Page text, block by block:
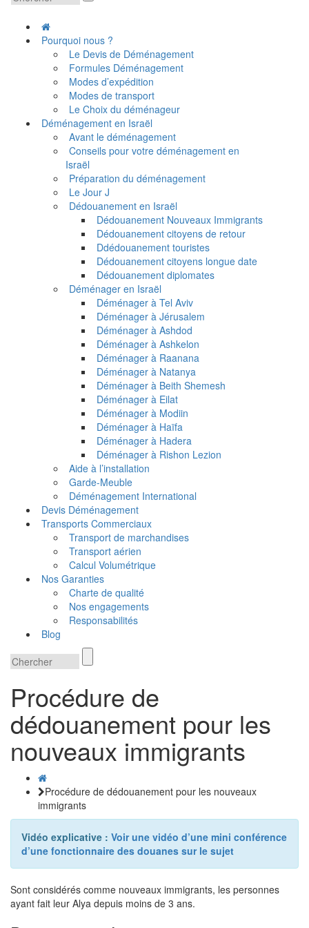
Pourquoi nous ?
Le Devis de Déménagement
Formules Déménagement
Modes d’expédition
Modes de transport
Le Choix du déménageur
Déménagement en Israël
Avant le déménagement
Conseils pour votre déménagement en
Israël
Préparation du déménagement
Le Jour J
Dédouanement en Israël
Dédouanement Nouveaux Immigrants
Dédouanement citoyens de retour
Ddédouanement touristes
Dédouanement citoyens longue date
Dédouanement diplomates
Déménager en Israël
Déménager à Tel Aviv
Déménager à Jérusalem
Déménager à Ashdod
Déménager à Ashkelon
Déménager à Raanana
Déménager à Natanya
Déménager à Beith Shemesh
Déménager à Eilat
Déménager à Modiin
Déménager à Haïfa
Déménager à Hadera
Déménager à Rishon Lezion
Aide à l’installation
Garde-Meuble
Déménagement International
Devis Déménagement
Transports Commerciaux
Transport de marchandises
Transport aérien
Calcul Volumétrique
Nos Garanties
Charte de qualité
Nos engagements
Responsabilités
Blog
Procédure de
dédouanement pour les
nouveaux immigrants
Procédure de dédouanement pour les nouveaux
immigrants
Vidéo explicative : Voir une vidéo d’une mini conférence
d’une fonctionnaire des douanes sur le sujet
Sont considérés comme nouveaux immigrants, les personnes
ayant fait leur Alya depuis moins de 3 ans.